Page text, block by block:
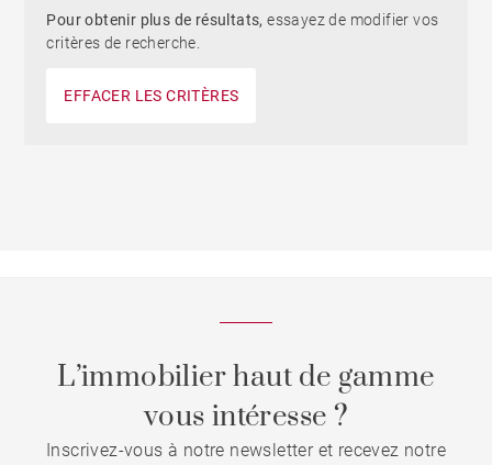
Pour obtenir plus de résultats,essayez de modifier vos
critères de recherche.
EFFACER LES CRITÈRES
L’immobilier haut de gamme
vous intéresse ?
Inscrivez-vous à notre newsletter et recevez notre